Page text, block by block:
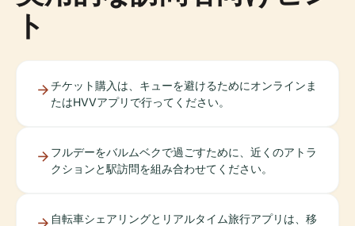
ト
チケット購入は、キューを避けるためにオンラインま
たはHVVアプリで行ってください。
フルデーをバルムベクで過ごすために、近くのアトラ
クションと駅訪問を組み合わせてください。
自転車シェアリングとリアルタイム旅行アプリは、移